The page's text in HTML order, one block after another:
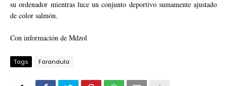
su ordenador mientras luce un conjunto deportivo sumamente ajustado
de color salmón.
Con información de Mdzol
Tags Farandula